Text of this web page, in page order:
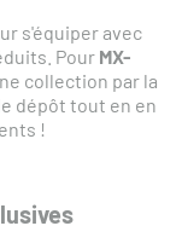
s'équiper avec
Pour MX-
collection par la
dépôt tout en en
!